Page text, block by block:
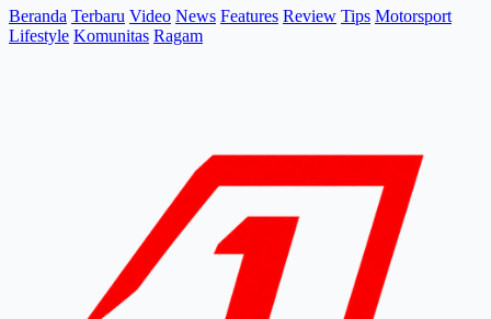
Beranda Terbaru Video News Features Review Tips Motorsport
Lifestyle Komunitas Ragam